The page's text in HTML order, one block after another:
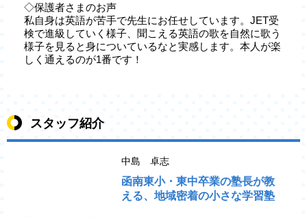
◇保護者さまのお声
私自身は英語が苦手で先生にお任せしています。JET受
検で進級していく様子、聞こえる英語の歌を自然に歌う
様子を見ると身についているなと実感します。本人が楽
しく通えるのが1番です！
スタッフ紹介
中島 卓志
函南東小・東中卒業の塾長が教
える、地域密着の小さな学習塾